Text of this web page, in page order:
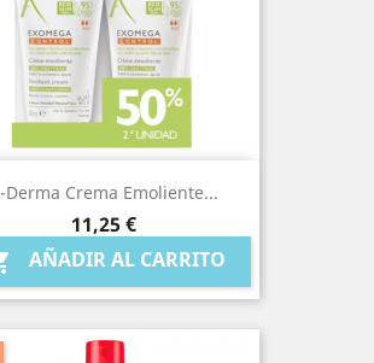
Derma Crema Emoliente...
Precio
11,25 €
AÑADIR AL CARRITO